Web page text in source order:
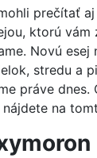
prečítať aj
ktorú vám
Novú esej
stredu a
práve
na